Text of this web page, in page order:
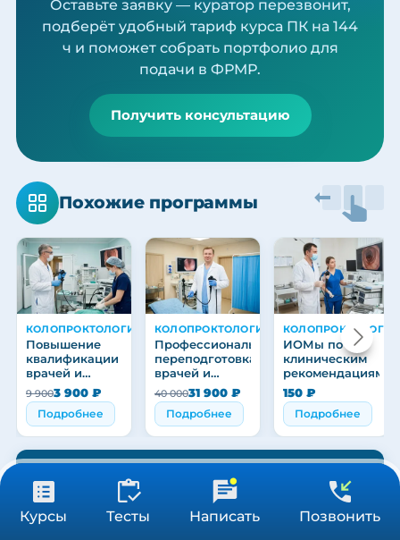
Курсы Тесты Написать Позвонить
Оставьте заявку — куратор перезвонит,
подберёт удобный тариф курса ПК на 144
ч и поможет собрать портфолио для
подачи в ФРМР.
Получить консультацию
Похожие программы
КОЛОПРОКТОЛОГИЯ
Повышение
квалификации
врачей и
медицинских
работников
9 9003 900 ₽
Подробнее
КОЛОПРОКТОЛОГИЯ
Профессиональная
переподготовка
врачей и
медицинских
работников
40 00031 900 ₽
Подробнее
КОЛОПРОКТОЛОГИЯ
ИОМы по
клиническим
рекомендациям
150 ₽
Подробнее
19 500 ₽
144 ч Получить консультацию